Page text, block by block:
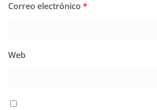
Correo electrónico *
Web